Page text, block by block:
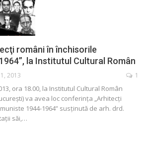
români în închisorile
la Institutul Cultural Român
2013 1
ora 18.00, la Institutul Cultural Român
va avea loc conferinţa „Arhitecţi
1944-1964” susţinută de arh. drd.
săi,…